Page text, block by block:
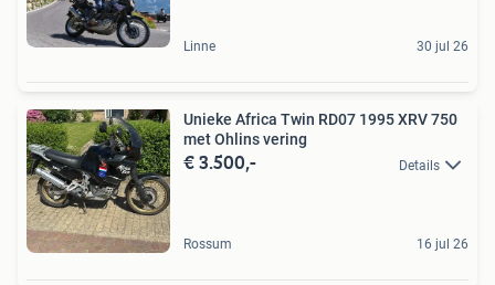
Linne 30 jul 26
Unieke Africa Twin RD07 1995 XRV 750
met Ohlins vering
€ 3.500,- Details
Rossum 16 jul 26